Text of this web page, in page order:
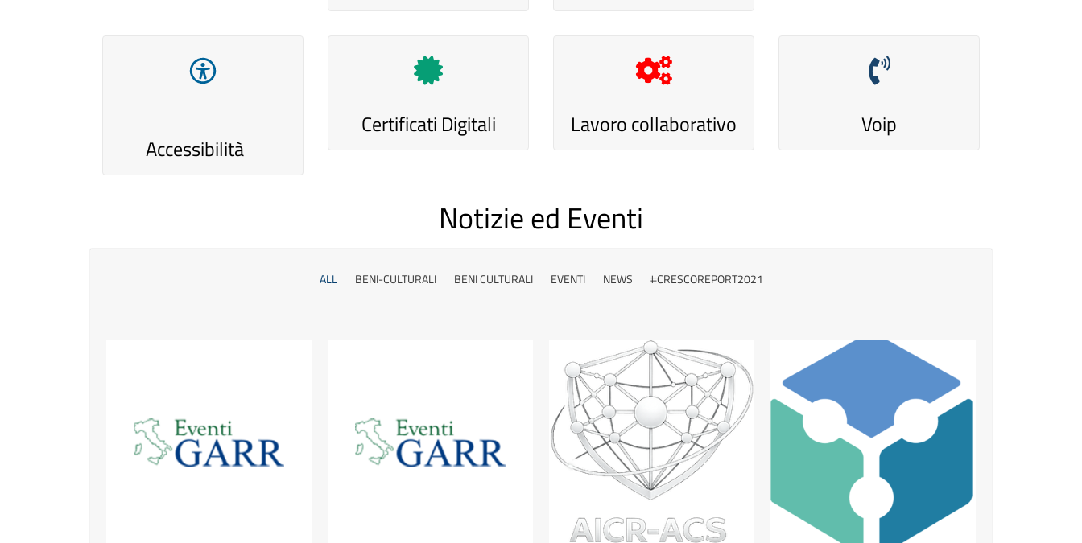
Accessibilità
Certificati Digitali Lavoro collaborativo Voip
Notizie ed Eventi
ALL BENI-CULTURALI BENI CULTURALI EVENTI NEWS #CRESCOREPORT2021